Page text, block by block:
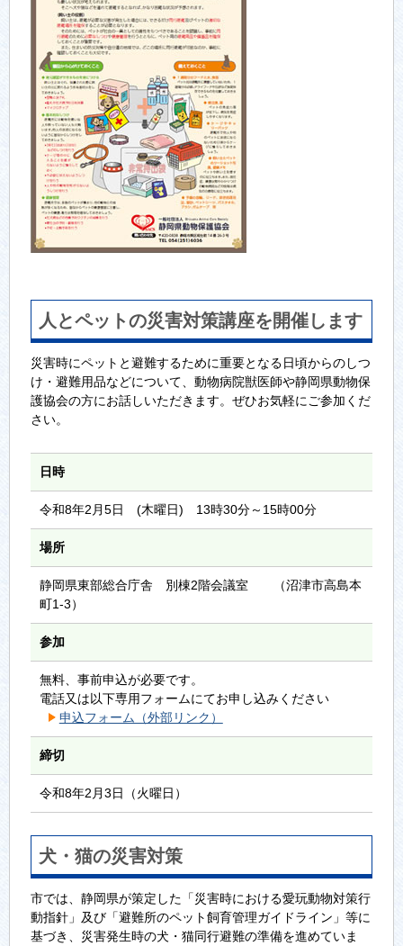
人とペットの災害対策講座を開催します
災害時にペットと避難するために重要となる日頃からのしつ
け・避難用品などについて、動物病院獣医師や静岡県動物保
護協会の方にお話しいただきます。ぜひお気軽にご参加くだ
さい。
日時
令和8年2月5日 (木曜日) 13時30分～15時00分
場所
静岡県東部総合庁舎 別棟2階会議室 （沼津市高島本
町1-3）
参加
無料、事前申込が必要です。
電話又は以下専用フォームにてお申し込みください
申込フォーム（外部リンク）
締切
令和8年2月3日（火曜日）
犬・猫の災害対策
市では、静岡県が策定した「災害時における愛玩動物対策行
動指針」及び「避難所のペット飼育管理ガイドライン」等に
基づき、災害発生時の犬・猫同行避難の準備を進めていま